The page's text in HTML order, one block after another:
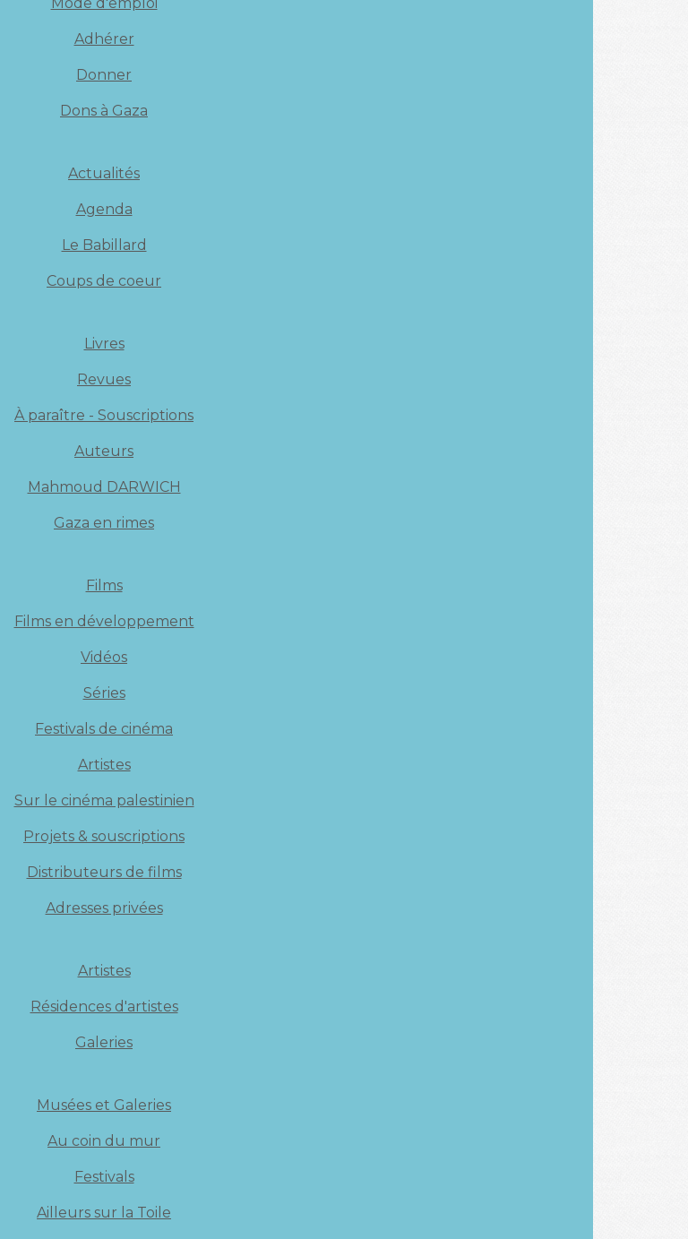
Adhérer
Donner
Dons à Gaza
Actualités
Agenda
Le Babillard
Coups de coeur
Livres
Revues
À paraître - Souscriptions
Auteurs
Mahmoud DARWICH
Gaza en rimes
Films
Films en développement
Vidéos
Séries
Festivals de cinéma
Artistes
Sur le cinéma palestinien
Projets & souscriptions
Distributeurs de films
Adresses privées
Artistes
Résidences d'artistes
Galeries
Musées et Galeries
Au coin du mur
Festivals
Ailleurs sur la Toile